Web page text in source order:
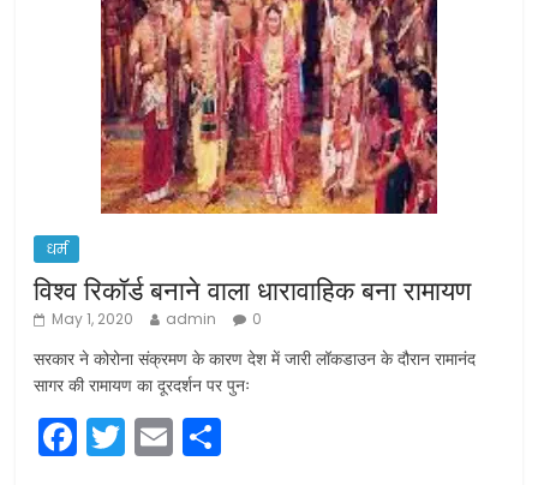
धर्म
विश्व रिकॉर्ड बनाने वाला धारावाहिक बना रामायण
May 1, 2020 admin 0
सरकार ने कोरोना संक्रमण के कारण देश में जारी लॉकडाउन के दौरान रामानंद
सागर की रामायण का दूरदर्शन पर पुनः
F T E